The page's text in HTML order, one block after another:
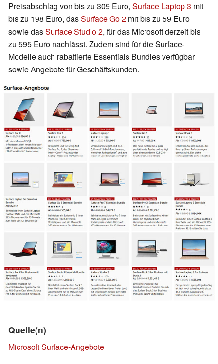
Preisabschlag von bis zu 309 Euro, Surface Laptop 3 mit
bis zu 198 Euro, dasSurface Go 2 mit bis zu 59 Euro
sowie dasSurface Studio 2, für das Microsoft derzeit bis
zu 595 Euro nachlässt. Zudem sind für die Surface-
Modelle auch rabattierte Essentials Bundles verfügbar
sowie Angebote für Geschäftskunden.
Quelle(n)
Microsoft Surface-Angebote